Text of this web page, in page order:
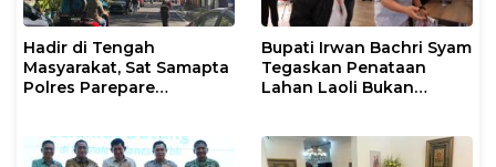
Hadir di Tengah
Masyarakat, Sat Samapta
Polres Parepare
Bupati Irwan Bachri Syam
Tegaskan Penataan
Lahan Laoli Bukan